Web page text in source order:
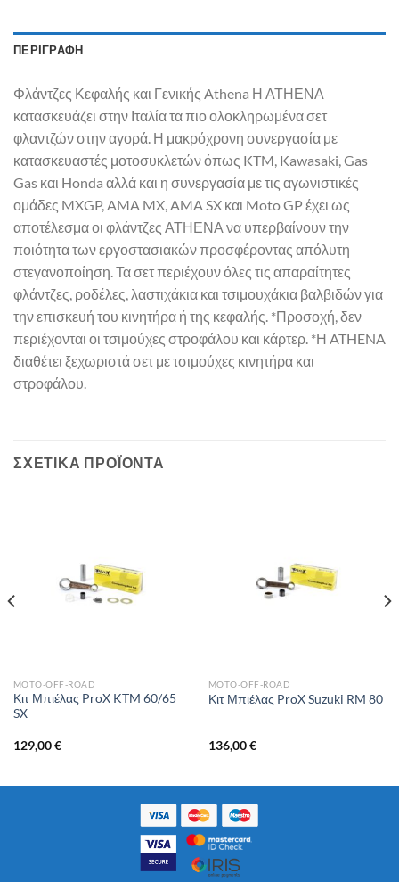
ΠΕΡΙΓΡΑΦΉ
Φλάντζες Κεφαλής και Γενικής Athena Η ΑΤΗΕΝΑ
κατασκευάζει στην Ιταλία τα πιο ολοκληρωμένα σετ
φλαντζών στην αγορά. Η μακρόχρονη συνεργασία με
κατασκευαστές μοτοσυκλετών όπως KTM, Kawasaki, Gas
Gas και Honda αλλά και η συνεργασία με τις αγωνιστικές
ομάδες MXGP, AMA MX, AMA SX και Moto GP έχει ως
αποτέλεσμα οι φλάντζες ΑΤΗΕΝΑ να υπερβαίνουν την
ποιότητα των εργοστασιακών προσφέροντας απόλυτη
στεγανοποίηση. Τα σετ περιέχουν όλες τις απαραίτητες
φλάντζες, ροδέλες, λαστιχάκια και τσιμουχάκια βαλβιδών για
την επισκευή του κινητήρα ή της κεφαλής. *Προσοχή, δεν
περιέχονται οι τσιμούχες στροφάλου και κάρτερ. *Η ATHENA
διαθέτει ξεχωριστά σετ με τσιμούχες κινητήρα και
στροφάλου.
ΣΧΕΤΙΚΆ ΠΡΟΪΌΝΤΑ
MOTO-OFF-ROAD
Κιτ Μπιέλας ProX KTM 60/65
SX
129,00€
MOTO-OFF-ROAD
Κιτ Μπιέλας ProX Suzuki RM 80
136,00€